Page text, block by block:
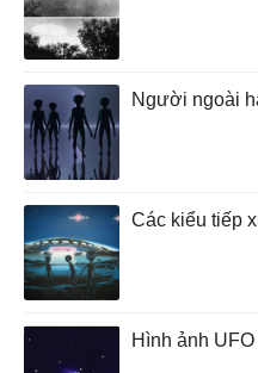
Người ngoài
Các kiểu tiếp
Hình ảnh